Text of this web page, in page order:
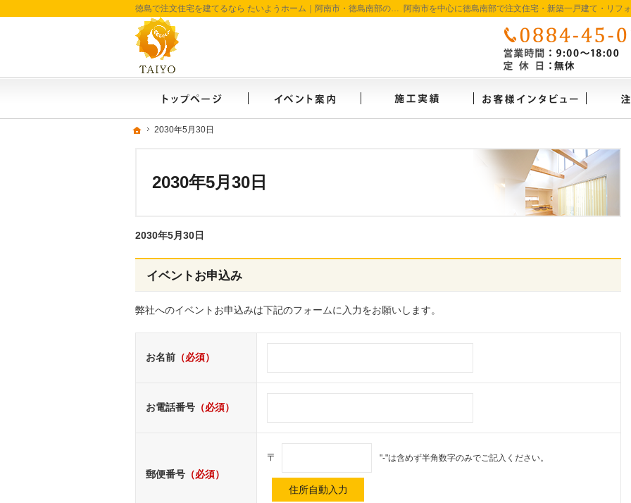
ホーム
2030年5月30日
2030年5月30日
徳島で注文住宅を建てるなら たいようホーム｜阿南市・徳島南部の地域密着工務店
2030年5月30日
イベントお申込み
弊社へのイベントお申込みは下記のフォームに入力をお願いします。
お名前 （必須）
お電話番号 （必須）
郵便番号 （必須）
〒 "-"は含めず半角数字のみでご記入ください。
ホーム
2030年5月30日